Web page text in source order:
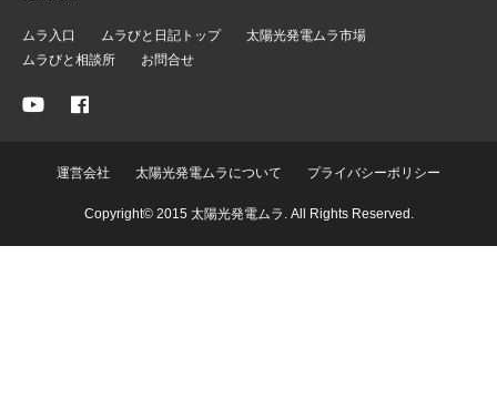
ムラ入口 ムラびと日記トップ
太陽光発電ムラ市場
ムラびと相談所
お問合せ
運営会社 太陽光発電ムラについて プライバシーポリシー
Copyright© 2015 太陽光発電ムラ. All Rights Reserved.